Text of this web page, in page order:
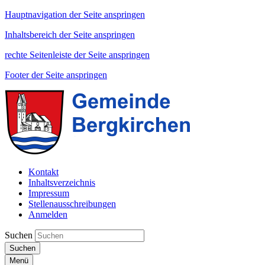
Hauptnavigation der Seite anspringen
Inhaltsbereich der Seite anspringen
rechte Seitenleiste der Seite anspringen
Footer der Seite anspringen
Kontakt
Inhaltsverzeichnis
Impressum
Stellenausschreibungen
Anmelden
Suchen
Suchen
Menü